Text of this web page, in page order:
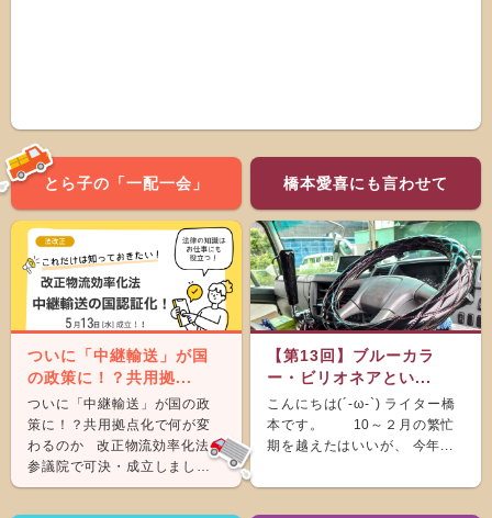
とら子の「一配一会」
ついに「中継輸送」が国
の政策に！？共用拠...
ついに「中継輸送」が国の政
策に！？共用拠点化で何が変
わるのか 改正物流効率化法が
参議院で可決・成立しまし
た。 &nb...
橋本愛喜にも言わせて
【第13回】ブルーカラ
ー・ビリオネアとい...
こんにちは(´-ω-`) ライター橋
本です。 10～２月の繁忙
期を越えたはいいが、 今年...